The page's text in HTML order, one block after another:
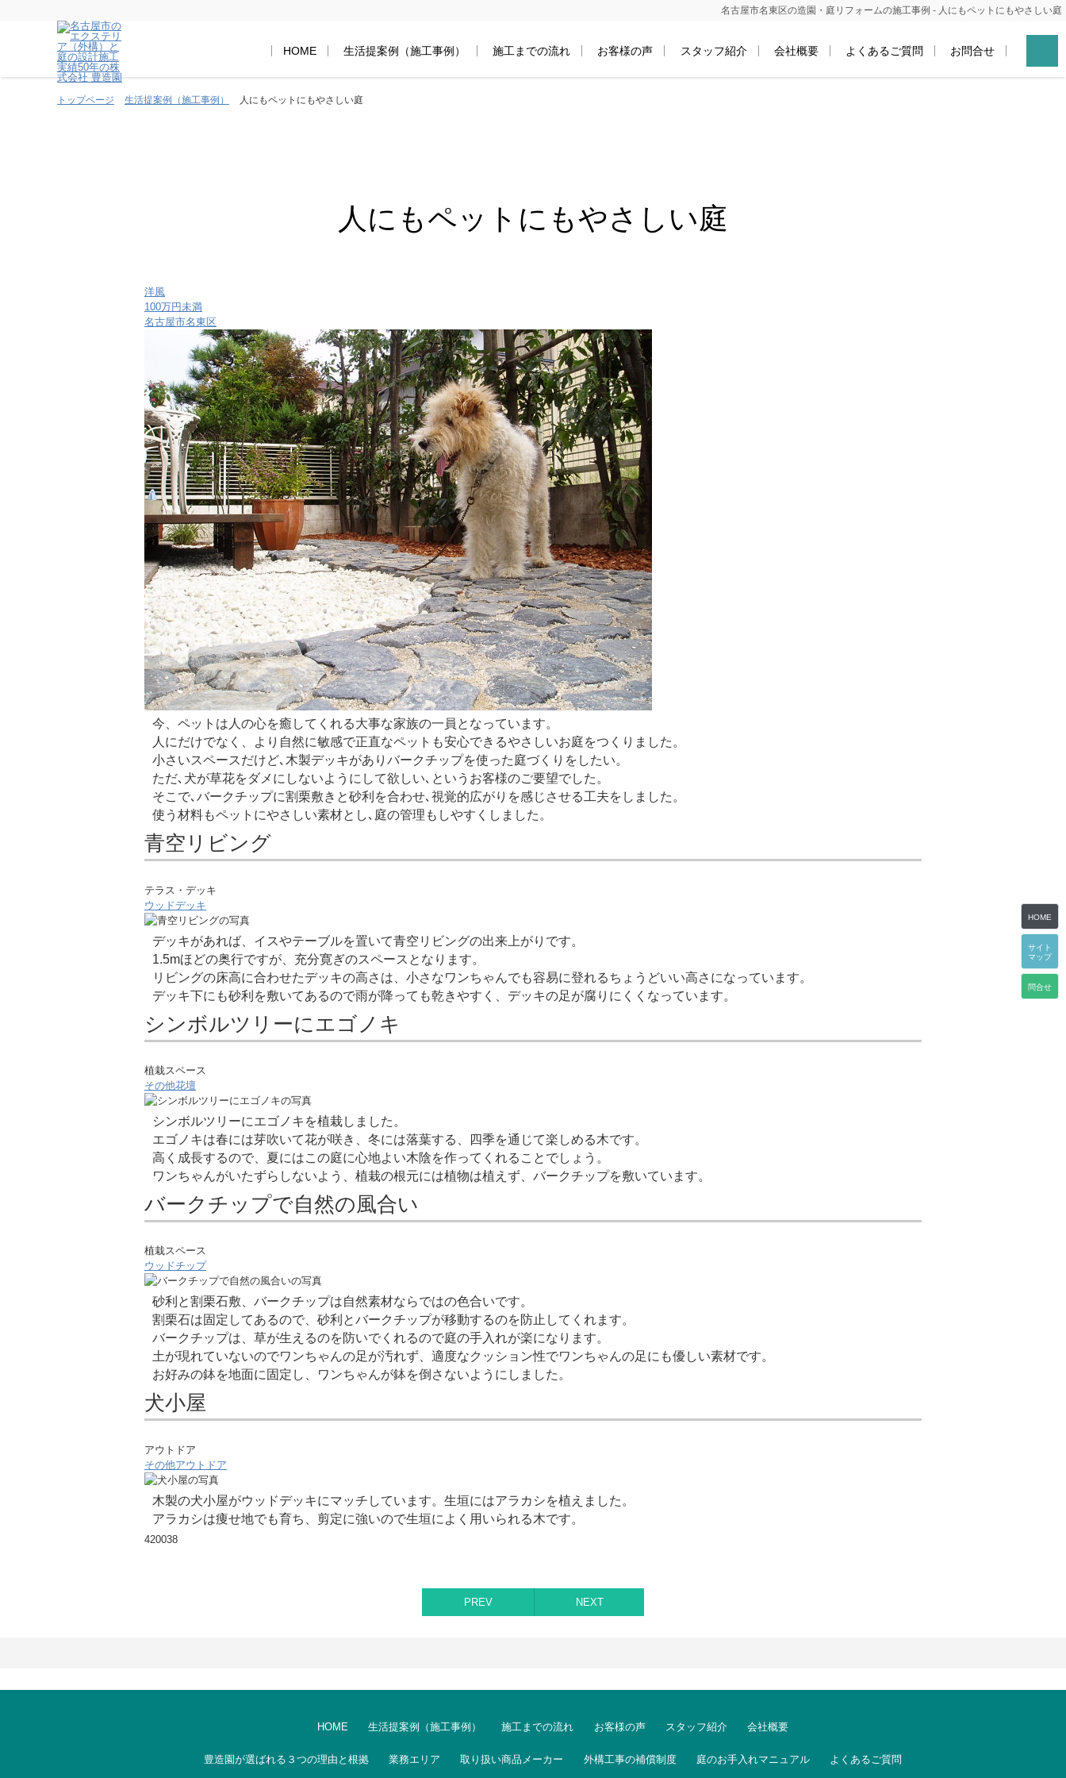
名古屋市名東区の造園・庭リフォームの施工事例 - 人にもペットにもやさしい庭
HOME 生活提案例（施工事例） 施工までの流れ お客様の声 スタッフ紹介 会社概要 よくあるご質問 お問合せ
トップページ 生活提案例（施工事例） 人にもペットにもやさしい庭
人にもペットにもやさしい庭
洋風
100万円未満
名古屋市名東区
今、ペットは人の心を癒してくれる大事な家族の一員となっています。
人にだけでなく、より自然に敏感で正直なペットも安心できるやさしいお庭をつくりました。
小さいスペースだけど､木製デッキがありバークチップを使った庭づくりをしたい。
ただ､犬が草花をダメにしないようにして欲しい､というお客様のご要望でした。
そこで､バークチップに割栗敷きと砂利を合わせ､視覚的広がりを感じさせる工夫をしました。
使う材料もペットにやさしい素材とし､庭の管理もしやすくしました。
青空リビング
テラス・デッキ
ウッドデッキ
デッキがあれば、イスやテーブルを置いて青空リビングの出来上がりです。
1.5mほどの奥行ですが、充分寛ぎのスペースとなります。
リビングの床高に合わせたデッキの高さは、小さなワンちゃんでも容易に登れるちょうどいい高さになっています。
デッキ下にも砂利を敷いてあるので雨が降っても乾きやすく、デッキの足が腐りにくくなっています。
シンボルツリーにエゴノキ
植栽スペース
その他花壇
シンボルツリーにエゴノキを植栽しました。
エゴノキは春には芽吹いて花が咲き、冬には落葉する、四季を通じて楽しめる木です。
高く成長するので、夏にはこの庭に心地よい木陰を作ってくれることでしょう。
ワンちゃんがいたずらしないよう、植栽の根元には植物は植えず、バークチップを敷いています。
バークチップで自然の風合い
植栽スペース
ウッドチップ
砂利と割栗石敷、バークチップは自然素材ならではの色合いです。
割栗石は固定してあるので、砂利とバークチップが移動するのを防止してくれます。
バークチップは、草が生えるのを防いでくれるので庭の手入れが楽になります。
土が現れていないのでワンちゃんの足が汚れず、適度なクッション性でワンちゃんの足にも優しい素材です。
お好みの鉢を地面に固定し、ワンちゃんが鉢を倒さないようにしました。
犬小屋
アウトドア
その他アウトドア
木製の犬小屋がウッドデッキにマッチしています。生垣にはアラカシを植えました。
アラカシは痩せ地でも育ち、剪定に強いので生垣によく用いられる木です。
420038
PREV NEXT
HOME 生活提案例（施工事例） 施工までの流れ お客様の声 スタッフ紹介 会社概要
豊造園が選ばれる３つの理由と根拠 業務エリア 取り扱い商品メーカー 外構工事の補償制度 庭のお手入れマニュアル よくあるご質問
HOME
サイト
マップ
問合せ